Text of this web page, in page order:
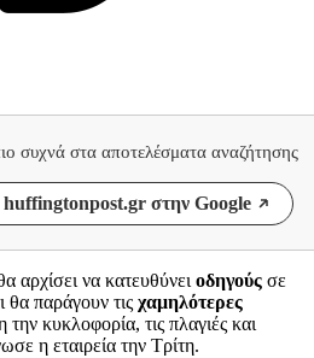
συχνά στα αποτελέσματα αναζήτησης
στην Google
αρχίσει να κατευθύνει οδηγούς σε
θα παράγουν τις χαμηλότερες
την κυκλοφορία, τις πλαγιές και
η εταιρεία την Τρίτη.